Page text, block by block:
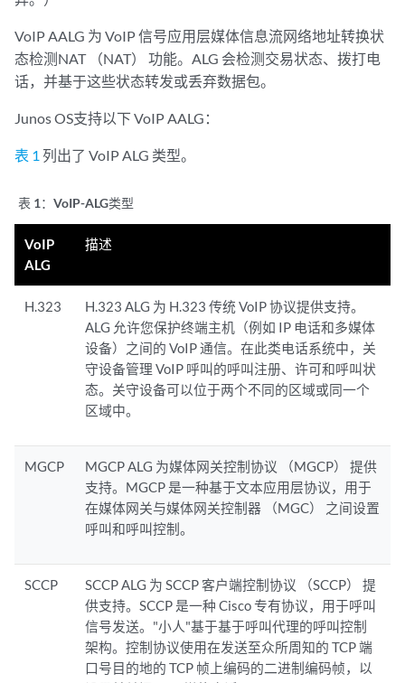
VoIP AALG 为 VoIP 信号应用层媒体信息流网络地址转换状
态检测NAT （NAT） 功能。ALG 会检测交易状态、拨打电
话，并基于这些状态转发或丢弃数据包。
Junos OS支持以下 VoIP AALG：
表 1 列出了 VoIP ALG 类型。
表 1：VoIP-ALG类型
VoIP
ALG
描述
H.323
H.323 ALG 为 H.323 传统 VoIP 协议提供支持。
ALG 允许您保护终端主机（例如 IP 电话和多媒体
设备）之间的 VoIP 通信。在此类电话系统中，关
守设备管理 VoIP 呼叫的呼叫注册、许可和呼叫状
态。关守设备可以位于两个不同的区域或同一个
区域中。
MGCP
MGCP ALG 为媒体网关控制协议 （MGCP） 提供
支持。MGCP 是一种基于文本应用层协议，用于
在媒体网关与媒体网关控制器 （MGC） 之间设置
呼叫和呼叫控制。
SCCP
SCCP ALG 为 SCCP 客户端控制协议 （SCCP） 提
供支持。SCCP 是一种 Cisco 专有协议，用于呼叫
信号发送。"小人"基于基于呼叫代理的呼叫控制
架构。控制协议使用在发送至众所周知的 TCP 端
口号目的地的 TCP 帧上编码的二进制编码帧，以